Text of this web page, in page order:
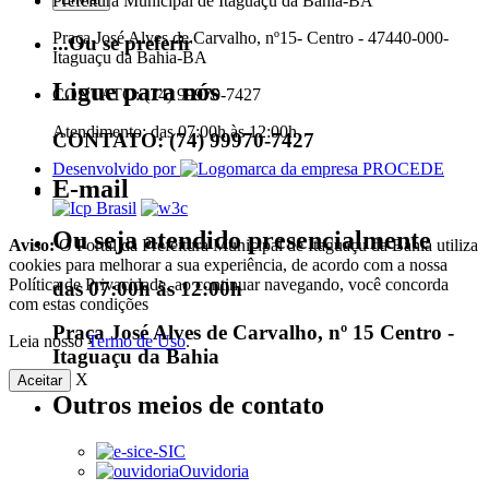
...Ou se preferir
Ligue para nós
CONTATO: (74) 99970-7427
E-mail
Ou seja atendido presencialmente
das 07:00h às 12:00h
Praça José Alves de Carvalho, nº 15 Centro -
Itaguaçu da Bahia
Outros meios de contato
e-SIC
Ouvidoria
Praça José Alves de Carvalho, nº15- Centro - 47440-000-
Itaguaçu da Bahia-BA
CONTATO: (74) 99970-7427
Atendimento: das 07:00h às 12:00h
Desenvolvido por
Aviso:O Portal da Prefeitura Municipal de Itaguaçu da Bahia utiliza
cookies para melhorar a sua experiência, de acordo com a nossa
Política de Privacidade, ao continuar navegando, você concorda
com estas condições
Leia nossoTermo de Uso.
Aceitar X